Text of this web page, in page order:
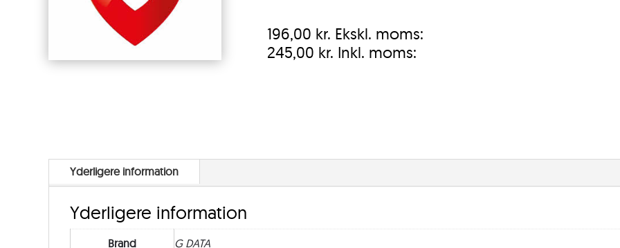
196,00 kr. Ekskl. moms:
245,00 kr. Inkl. moms:
Yderligere information
Yderligere information
Brand G DATA